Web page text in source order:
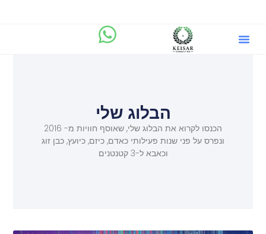
הבלוג שלי
הכנסו לקרוא את הבלוג שלי, שאוסף חוויות מ- 2016
ונפרס על פני שנות פעילותי כאדם, כיזם, כיועץ, כבן זוג
וכאבא ל-3 קטנטנים